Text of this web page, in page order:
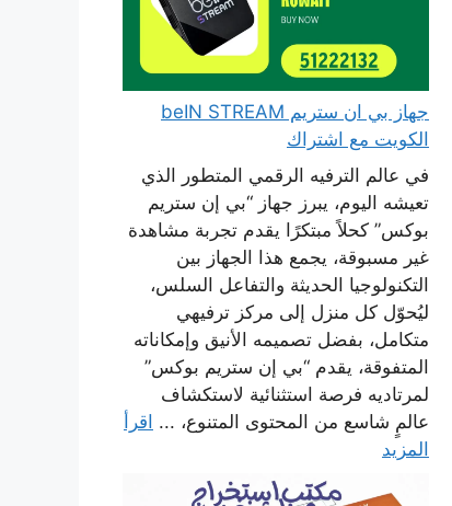
جهاز بي ان ستريم beIN STREAM
الكويت مع اشتراك
في عالم الترفيه الرقمي المتطور الذي
تعيشه اليوم، يبرز جهاز “بي إن ستريم
بوكس” كحلاً مبتكرًا يقدم تجربة مشاهدة
غير مسبوقة، يجمع هذا الجهاز بين
التكنولوجيا الحديثة والتفاعل السلس،
ليُحوّل كل منزل إلى مركز ترفيهي
متكامل، بفضل تصميمه الأنيق وإمكاناته
المتفوقة، يقدم “بي إن ستريم بوكس”
لمرتاديه فرصة استثنائية لاستكشاف
عالمٍ شاسع من المحتوى المتنوع، ... اقرأ
المزيد